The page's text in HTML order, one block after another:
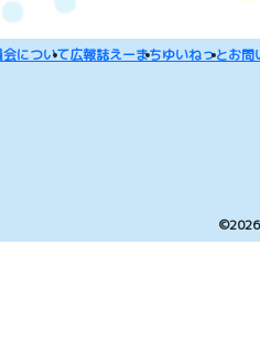
会について広報誌えーまちゆいねっとお問